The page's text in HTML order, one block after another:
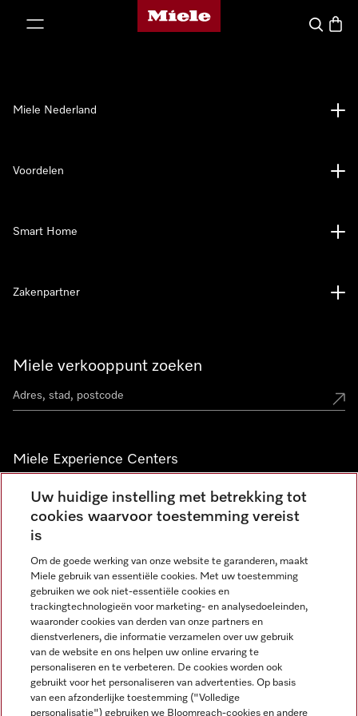
Homepage van Miele
Wat zoek
Miele verkooppunt zoeken
Miele Experience Centers
Vind jouw Miele Experience Center
Nieuwsbrief
Miele Nederland
Voordelen
Smart Home
Zakenpartner
Miele op Instagram
Miele op Facebook
Miele op Youtube
Uw huidige instelling met betrekking tot
cookies waarvoor toestemming vereist
is
Om de goede werking van onze website te garanderen, maakt
Miele gebruik van essentiële cookies. Met uw toestemming
gebruiken we ook niet-essentiële cookies en
trackingtechnologieën voor marketing- en analysedoeleinden,
waaronder cookies van derden van onze partners en
dienstverleners, die informatie verzamelen over uw gebruik
van de website en ons helpen uw online ervaring te
personaliseren en te verbeteren. De cookies worden ook
gebruikt voor het personaliseren van advertenties. Op basis
van een afzonderlijke toestemming ("Volledige
personalisatie") gebruiken we Bloomreach-cookies en andere